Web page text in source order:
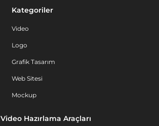
Kategoriler
Video
Logo
Grafik Tasarım
Web Sitesi
Mockup
Video Hazırlama Araçları